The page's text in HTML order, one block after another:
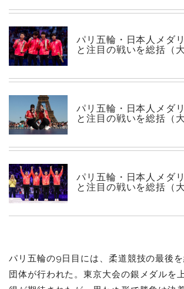
パリ五輪・日本人メダ
と注目の戦いを総括（
パリ五輪・日本人メダ
と注目の戦いを総括（
パリ五輪・日本人メダ
と注目の戦いを総括（
パリ五輪の9日目には、柔道競技の最後
団体が行われた。東京大会の銀メダルを